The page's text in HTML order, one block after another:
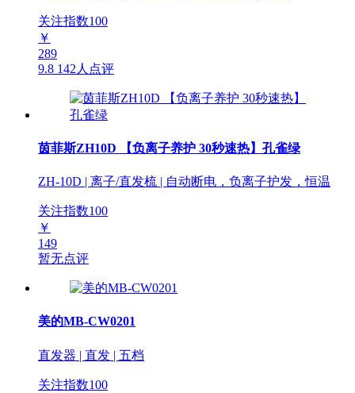
关注指数100
￥
289
9.8 142人点评
茵菲斯ZH10D 【负离子养护 30秒速热】孔雀绿
ZH-10D | 离子/直发梳 | 自动断电，负离子护发，恒温
关注指数100
￥
149
暂无点评
美的MB-CW0201
直发器 | 直发 | 五档
关注指数100